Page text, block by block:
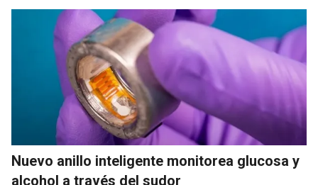
Nuevo anillo inteligente monitorea glucosa y
alcohol a través del sudor